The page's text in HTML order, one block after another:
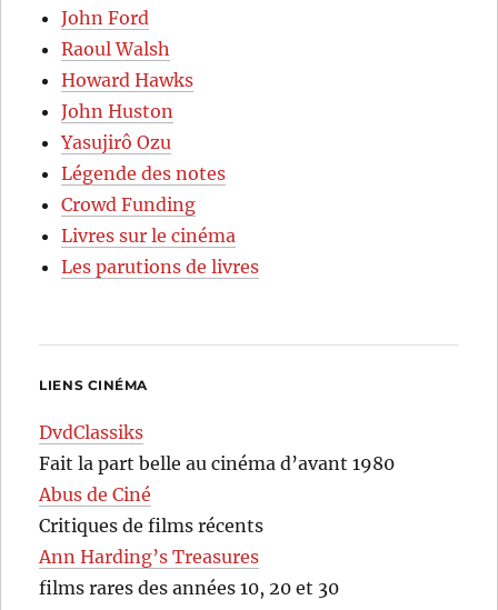
John Ford
Raoul Walsh
Howard Hawks
John Huston
Yasujirô Ozu
Légende des notes
Crowd Funding
Livres sur le cinéma
Les parutions de livres
LIENS CINÉMA
DvdClassiks
Fait la part belle au cinéma d’avant 1980
Abus de Ciné
Critiques de films récents
Ann Harding’s Treasures
films rares des années 10, 20 et 30